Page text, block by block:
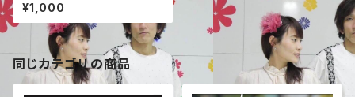
¥1,000
同じカテゴリの商品